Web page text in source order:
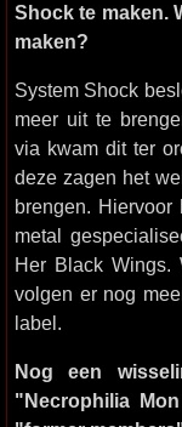
Shock te maken.
maken?
System Shock
meer uit te
via kwam dit ter
deze zagen het
brengen.
metal
Her Black
volgen er nog
label.
Nog een
"Necrophilia